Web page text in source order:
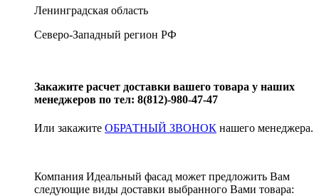
Ленинградская область
Северо-Западный регион РФ
Закажите расчет доставки вашего товара у наших
менеджеров по тел: 8(812)-980-47-47
Или закажите ОБРАТНЫЙ ЗВОНОК нашего менеджера.
Компания Идеальный фасад может предложить Вам
следующие виды доставки выбранного Вами товара: